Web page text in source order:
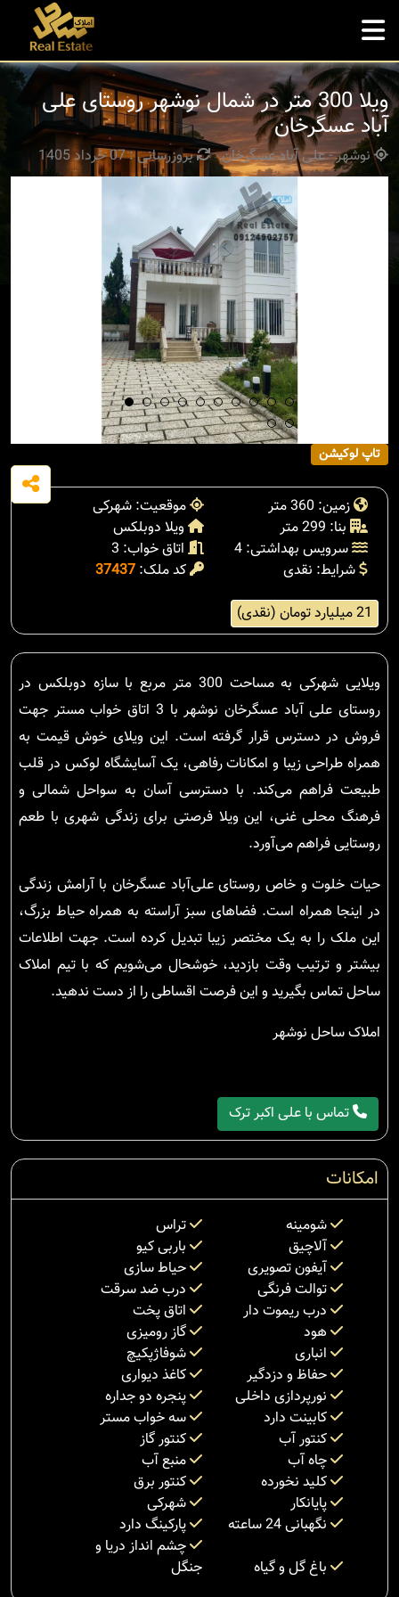
ویلا 300 متر در شمال نوشهر روستای علی
آباد عسگرخان
نوشهر - علی آباد عسگرخان بروزرسانی : 07 خرداد 1405
تاپ لوکیشن
زمین: 360 متر
موقعیت: شهرکی
بنا: 299 متر
ویلا دوبلکس
سرویس بهداشتی: 4
اتاق خواب: 3
شرایط: نقدی
کد ملک: 37437
21 میلیارد تومان (نقدی)
ویلایی شهرکی به مساحت 300 متر مربع با سازه دوبلکس در
روستای علی آباد عسگرخان نوشهر با 3 اتاق خواب مستر جهت
فروش در دسترس قرار گرفته است. این ویلای خوش قیمت به
همراه طراحی زیبا و امکانات رفاهی، یک آسایشگاه لوکس در قلب
طبیعت فراهم می‌کند. با دسترسی آسان به سواحل شمالی و
فرهنگ محلی غنی، این ویلا فرصتی برای زندگی شهری با طعم
روستایی فراهم می‌آورد.
حیات خلوت و خاص روستای علی‌آباد عسگرخان با آرامش زندگی
در اینجا همراه است. فضاهای سبز آراسته به همراه حیاط بزرگ،
این ملک را به یک مختصر زیبا تبدیل کرده است. جهت اطلاعات
بیشتر و ترتیب وقت بازدید، خوشحال می‌شویم که با تیم املاک
ساحل تماس بگیرید و این فرصت اقساطی را از دست ندهید.
املاک ساحل نوشهر
تماس با علی اکبر ترک
امکانات
شومینه
تراس
آلاچیق
باربی کیو
آیفون تصویری
حیاط سازی
توالت فرنگی
درب ضد سرقت
درب ریموت دار
اتاق پخت
هود
گاز رومیزی
انباری
شوفاژپکیچ
حفاظ و دزدگیر
کاغذ دیواری
نورپردازی داخلی
پنجره دو جداره
کابینت دارد
سه خواب مستر
کنتور آب
کنتور گاز
چاه آب
منبع آب
کلید نخورده
کنتور برق
پایانکار
شهرکی
نگهبانی 24 ساعته
پارکینگ دارد
باغ گل و گیاه
چشم انداز دریا و
جنگل